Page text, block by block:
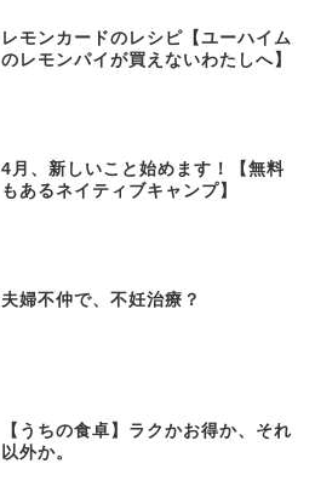
レモンカードのレシピ【ユーハイム
のレモンパイが買えないわたしへ】
4月、新しいこと始めます！【無料
もあるネイティブキャンプ】
夫婦不仲で、不妊治療？
【うちの食卓】ラクかお得か、それ
以外か。